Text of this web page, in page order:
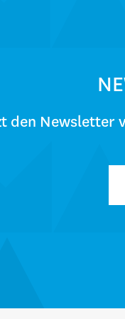
den Newsletter